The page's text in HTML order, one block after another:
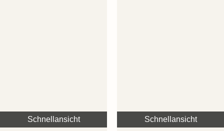
Schnellansicht Schnellansicht